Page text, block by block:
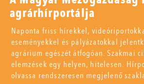
agrárhírportálja
Naponta friss hírekkel,
eseményekkel és pályázatokkal
agrárium egészét átfogóan. Szakmai
elemzések egy helyen, hitelesen.
olvassa rendszeresen megjelenő